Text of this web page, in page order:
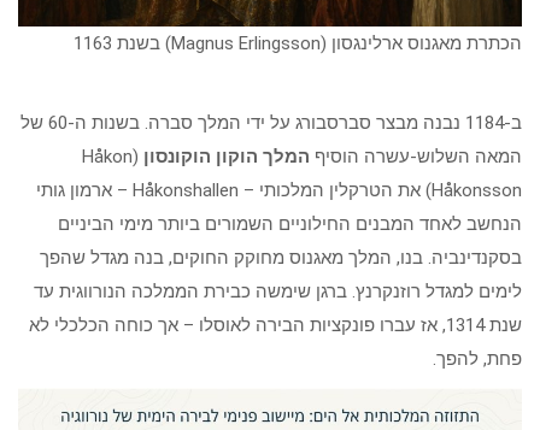
הכתרת מאגנוס ארלינגסון (Magnus Erlingsson) בשנת 1163
ב-1184 נבנה מבצר סברסבורג על ידי המלך סברה. בשנות ה-60 של
המאה השלוש-עשרה הוסיף המלך הוקון הוקונסון
(Håkon
Håkonsson) את הטרקלין המלכותי – Håkonshallen – ארמון גותי
הנחשב לאחד המבנים החילוניים השמורים ביותר מימי הביניים
בסקנדינביה. בנו, המלך מאגנוס מחוקק החוקים, בנה מגדל שהפך
לימים למגדל רוזנקרנץ. ברגן שימשה כבירת הממלכה הנורווגית עד
שנת 1314, אז עברו פונקציות הבירה לאוסלו – אך כוחה הכלכלי לא
פחת, להפך.